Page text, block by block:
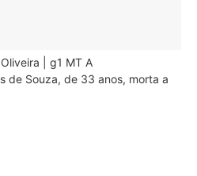
| g1 MT A
de Souza, de 33 anos, morta a